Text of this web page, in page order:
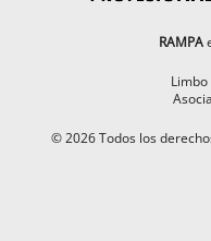
RAMPA
Limbo
©2026Todos los